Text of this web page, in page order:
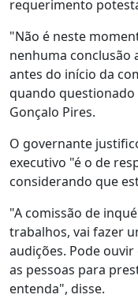
requerimento
"Não é neste
nenhuma conclusão
antes do início da
quando questionado
Gonçalo Pires.
O governante
executivo "é o de
considerando que
"A comissão de
trabalhos, vai fazer
audições. Pode
as pessoas para
entenda", disse.